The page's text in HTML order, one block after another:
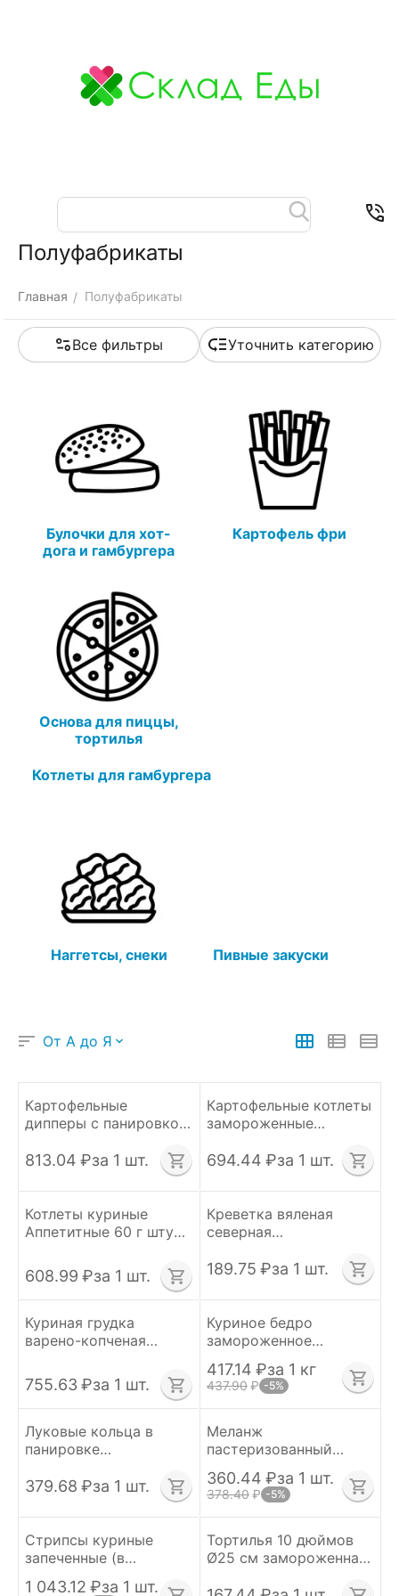
Полуфабрикаты
Главная / Полуфабрикаты
Все фильтры Уточнить категорию
Булочки для хот-
дога и гамбургера
Картофель фри
Основа для пиццы,
тортилья
Котлеты для гамбургера
Наггетсы, снеки Пивные закуски
От А до Я
Картофельные
дипперы с панировкой
замороженные 2,5 кг
813.04 ₽за 1 шт.
Картофельные котлеты
замороженные
Турция 1,5 кг
694.44 ₽за 1 шт.
Котлеты куриные
Аппетитные 60 г штука
Мираторг
608.99 ₽за 1 шт.
Креветка вяленая
северная
Рыба и Соль
189.75 ₽за 1 шт.
Куриная грудка
варено-копченая
(~8 кг), вес.
755.63₽за 1 шт.
Куриное бедро
замороженное
вес
417.14 ₽за 1 кг
437.90₽ -5%
Луковые кольца в
панировке
Bonfrit Турция
379.68 ₽за 1 шт.
Меланж
пастеризованный
бутылка 900 г
360.44 ₽за 1 шт.
378.40₽ -5%
Стрипсы куриные
запеченные (в
панировке) Серволюкс
1 043.12 ₽за 1 шт.
Тортилья 10 дюймов
Ø25 см замороженная